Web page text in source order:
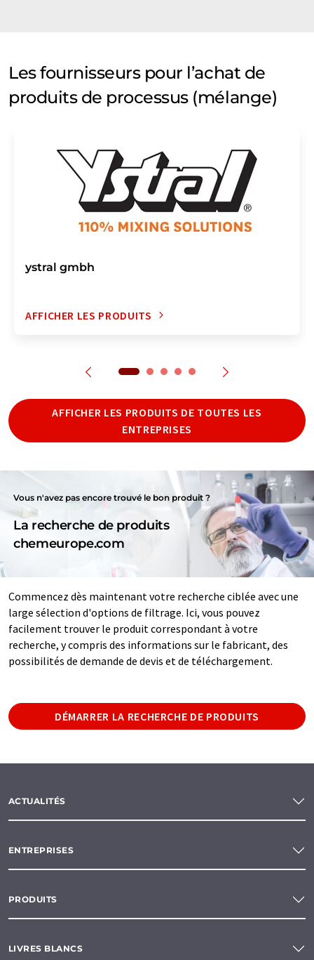
Les fournisseurs pour l’achat de
produits de processus (mélange)
ystral gmbh
AFFICHER LES PRODUITS
AFFICHER LES PRODUITS DE TOUTES LES
ENTREPRISES
Vous n'avez pas encore trouvé le bon produit ?
La recherche de produits
chemeurope.com
Commencez dès maintenant votre recherche ciblée avec une
large sélection d'options de filtrage. Ici, vous pouvez
facilement trouver le produit correspondant à votre
recherche, y compris des informations sur le fabricant, des
possibilités de demande de devis et de téléchargement.
DÉMARRER LA RECHERCHE DE PRODUITS
ACTUALITÉS
ENTREPRISES
PRODUITS
LIVRES BLANCS